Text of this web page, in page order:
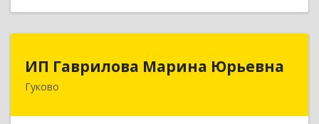
ИП Гаврилова Марина Юрьевна
Гуково